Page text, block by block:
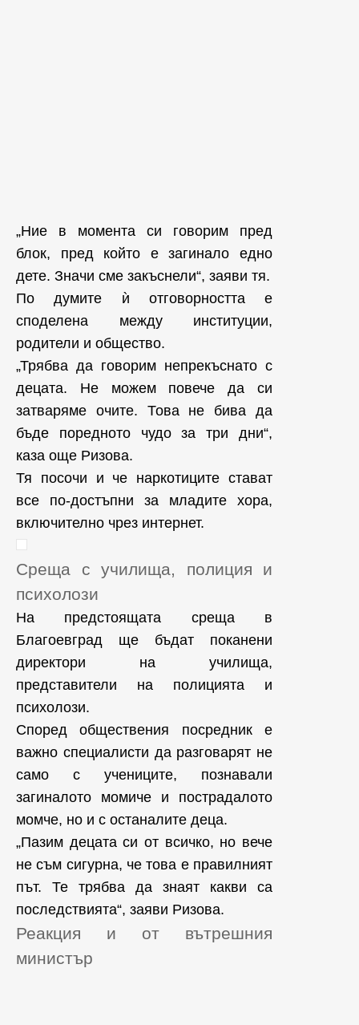
„Ние в момента си говорим пред
блок, пред който е загинало едно
дете. Значи сме закъснели“, заяви тя.
По думите ѝ отговорността е
споделена между институции,
родители и общество.
„Трябва да говорим непрекъснато с
децата. Не можем повече да си
затваряме очите. Това не бива да
бъде поредното чудо за три дни“,
каза още Ризова.
Тя посочи и че наркотиците стават
все по-достъпни за младите хора,
включително чрез интернет.
Среща с училища, полиция и
психолози
На предстоящата среща в
Благоевград ще бъдат поканени
директори на училища,
представители на полицията и
психолози.
Според обществения посредник е
важно специалисти да разговарят не
само с учениците, познавали
загиналото момиче и пострадалото
момче, но и с останалите деца.
„Пазим децата си от всичко, но вече
не съм сигурна, че това е правилният
път. Те трябва да знаят какви са
последствията“, заяви Ризова.
Реакция и от вътрешния
министър